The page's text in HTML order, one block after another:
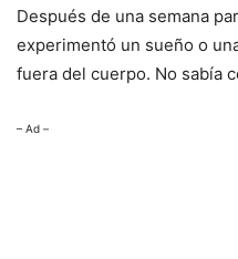
Después de una semana
experimentó un sueño o
fuera del cuerpo. No sabía
– Ad –